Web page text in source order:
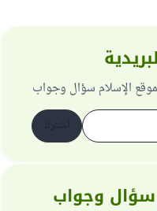
الإسلام سؤال وجواب
سؤال وجواب